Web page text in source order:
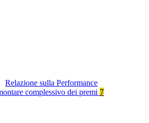
Relazione sulla Performance
complessivo dei premi 7